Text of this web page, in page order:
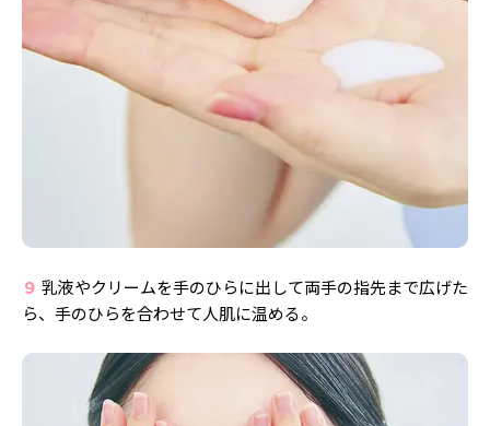
９ 乳液やクリームを手のひらに出して両手の指先まで広げた
ら、手のひらを合わせて人肌に温める。